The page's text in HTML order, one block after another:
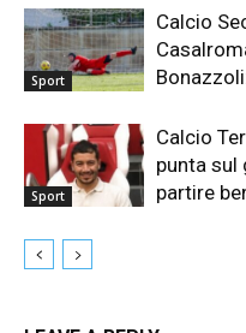
Sport
Calcio
Sport
Calcio
punta sul
partire